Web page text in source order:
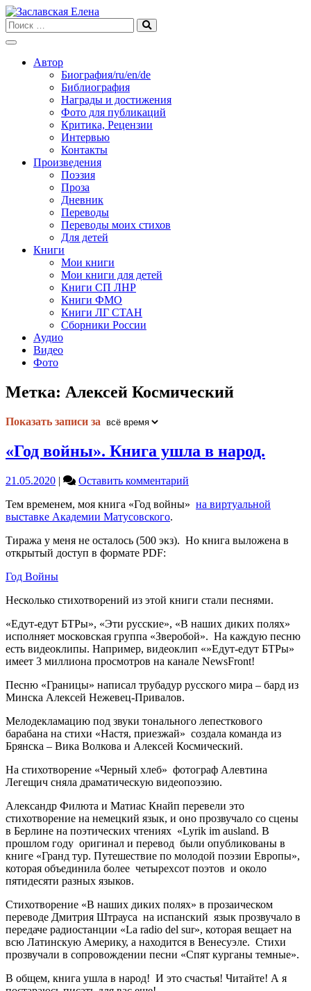
Skip
to
content
Автор
Биография/ru/en/de
Библиография
Награды и достижения
Фото для публикаций
Критика, Рецензии
Интервью
Контакты
Произведения
Поэзия
Проза
Дневник
Переводы
Переводы моих стихов
Для детей
Книги
Мои книги
Мои книги для детей
Книги СП ЛНР
Книги ФМО
Книги ЛГ СТАН
Сборники России
Аудио
Видео
Фото
Метка: Алексей Космический
Показать записи за
«Год войны». Книга ушла в народ.
21.05.2020 | Оставить комментарий
войны».
в
Тем временем, моя книга «Год войны» на виртуальной
выставке Академии Матусовского.
Тиража у меня не осталось (500 экз). Но книга выложена в
открытый доступ в формате PDF:
Год Войны
Несколько стихотворений из этой книги стали песнями.
«Едут-едут БТРы», «Эти русские», «В наших диких полях»
исполняет московская группа «Зверобой». На каждую песню
есть видеоклипы. Например, видеоклип «»Едут-едут БТРы»
имеет 3 миллиона просмотров на канале NewsFront!
Песню «Границы» написал трубадур русского мира – бард из
Минска Алексей Нежевец-Привалов.
Мелодекламацию под звуки тонального лепесткового
барабана на стихи «Настя, приезжай» создала команда из
Брянска – Вика Волкова и Алексей Космический.
На стихотворение «Черный хлеб» фотограф Алевтина
Легещич сняла драматическую видеопоэзию.
Александр Филюта и Матиас Кнайп перевели это
стихотворение на немецкий язык, и оно прозвучало со сцены
в Берлине на поэтических чтениях «Lyrik im ausland. В
прошлом году оригинал и перевод были опубликованы в
книге «Гранд тур. Путешествие по молодой поэзии Европы»,
которая объединила более четырехсот поэтов и около
пятидесяти разных языков.
Стихотворение «В наших диких полях» в прозаическом
переводе Дмитрия Штрауса на испанский язык прозвучало в
передаче радиостанции «La radio del sur», которая вещает на
всю Латинскую Америку, а находится в Венесуэле. Стихи
прозвучали в сопровождении песни «Спят курганы темные».
В общем, книга ушла в народ! И это счастья! Читайте! А я